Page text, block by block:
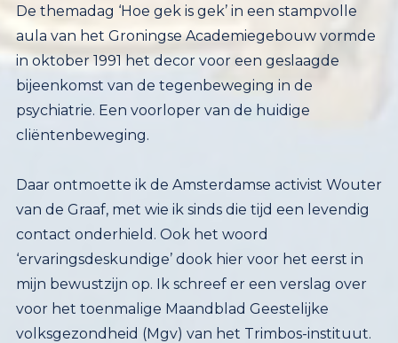
De themadag ‘Hoe gek is gek’ in een stampvolle
aula van het Groningse Academiegebouw vormde
in oktober 1991 het decor voor een geslaagde
bijeenkomst van de tegenbeweging in de
psychiatrie. Een voorloper van de huidige
cliëntenbeweging.
Daar ontmoette ik de Amsterdamse activist Wouter
van de Graaf, met wie ik sinds die tijd een levendig
contact onderhield. Ook het woord
‘ervaringsdeskundige’ dook hier voor het eerst in
mijn bewustzijn op. Ik schreef er een verslag over
voor het toenmalige Maandblad Geestelijke
volksgezondheid (Mgv) van het Trimbos-instituut.